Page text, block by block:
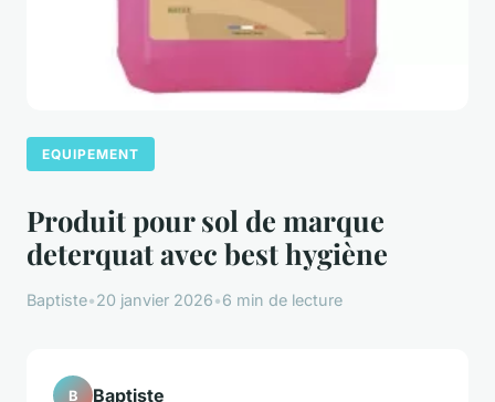
EQUIPEMENT
Produit pour sol de marque
deterquat avec best hygiène
Baptiste•20 janvier 2026•6 min de lecture
B Baptiste